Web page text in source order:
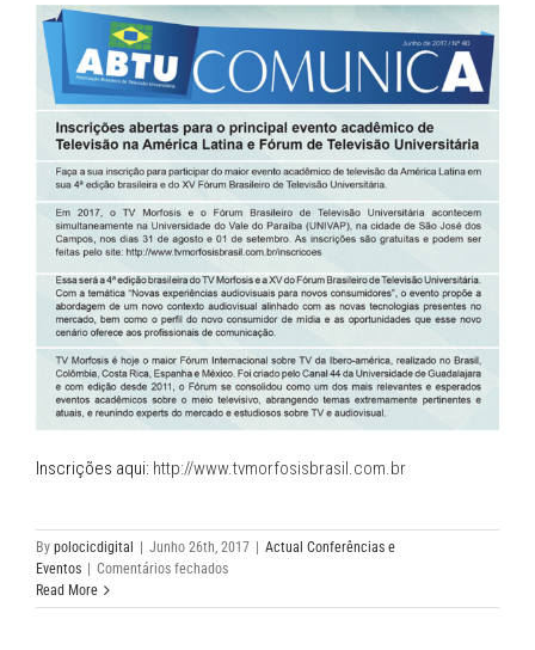
2017
Inscrições aqui: http://www.tvmorfosisbrasil.com.br
By polocicdigital Junho 26th, 2017
Actual Conferências e
Eventos
Comentários fechadosem
abertas
Read More